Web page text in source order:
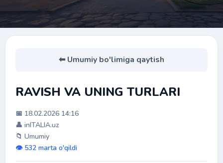
⬅ Umumiy bo'limiga qaytish
RAVISH VA UNING TURLARI
📅 18.02.2026 14:16
👤 inITALIA.uz
📁 Umumiy
👁️ 532 marta o'qildi